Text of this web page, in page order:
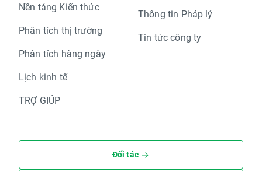
Nền tảng Kiến thức
Phân tích thị trường
Phân tích hàng ngày
Lịch kinh tế
TRỢ GIÚP
Thông tin Pháp lý
Tin tức công ty
Đối tác